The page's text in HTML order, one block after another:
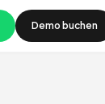
Demo buchen